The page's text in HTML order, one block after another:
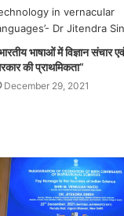
भाषाओं में विज्ञान संचार एवं
की प्राथमिकता”
December 29, 2021